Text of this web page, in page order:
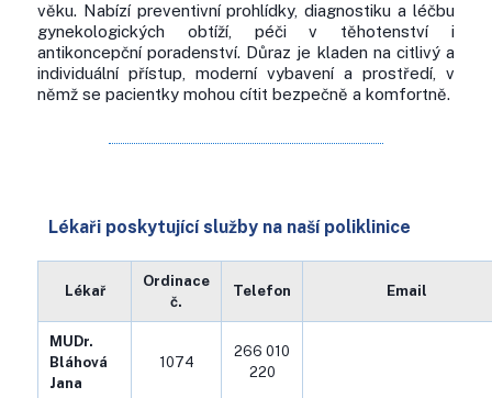
věku. Nabízí preventivní prohlídky, diagnostiku a léčbu
gynekologických obtíží, péči v těhotenství i
antikoncepční poradenství. Důraz je kladen na citlivý a
individuální přístup, moderní vybavení a prostředí, v
němž se pacientky mohou cítit bezpečně a komfortně.
Lékaři poskytující služby na naší poliklinice
Lékař
Ordinace
č.
Telefon Email
MUDr.
Bláhová
Jana
1074
266 010
220